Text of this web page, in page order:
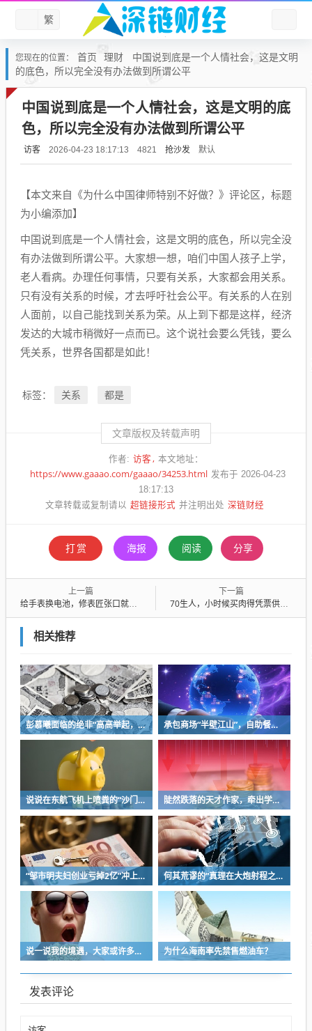
繁
您现在的位置： 首页 理财
中国说到底是一个人情社会，这是文明
的底色，所以完全没有办法做到所谓公平
中国说到底是一个人情社会，这是文明的底
色，所以完全没有办法做到所谓公平
访客 2026-04-23 18:17:13 4821 抢沙发 默认
【本文来自《为什么中国律师特别不好做？》评论区，标题
为小编添加】
中国说到底是一个人情社会，这是文明的底色，所以完全没
有办法做到所谓公平。大家想一想，咱们中国人孩子上学，
老人看病。办理任何事情，只要有关系，大家都会用关系。
只有没有关系的时候，才去呼吁社会公平。有关系的人在别
人面前，以自己能找到关系为荣。从上到下都是这样，经济
发达的大城市稍微好一点而已。这个说社会要么凭钱，要么
凭关系，世界各国都是如此！
标签： 关系 都是
文章版权及转载声明
作者: 访客 本文地址：
https://www.gaaao.com/gaaao/34253.html 发布于 2026-04-23
18:17:13
文章转载或复制请以 超链接形式 并注明出处 深链财经
打赏 海报 阅读 分享
上一篇
给手表换电池，修表匠张口就要120，我网上买个同样的电池不过五六块
下一篇
70生人，小时候买肉得凭票供应，一人一个月好像是不到三斤肉
相关推荐
彭慕曦面临的绝非“高高举起，轻轻放下” 承包商场“半壁江山”，自助餐为什么越开越多？
说说在东航飞机上喷粪的“沙门世家” 陡然跌落的天才作家，牵出学界一个惊人的造假联盟
“邹市明夫妇创业亏掉2亿”冲上热搜！妻子冉莹颖自曝多个项目关停，不得不卖房偿债！ 何其荒谬的“真理在大炮射程之内”
说一说我的境遇，大家或许多少能对于长沙这座城的人事物有些体会 为什么海南率先禁售燃油车？
发表评论